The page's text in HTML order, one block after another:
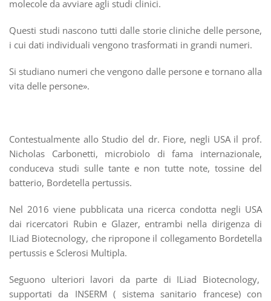
molecole da avviare agli studi clinici.
Questi studi nascono tutti dalle storie cliniche delle persone,
i cui dati individuali vengono trasformati in grandi numeri.
Si studiano numeri che vengono dalle persone e tornano alla
vita delle persone».
Contestualmente allo Studio del dr. Fiore, negli USA il prof.
Nicholas Carbonetti, microbiolo di fama internazionale,
conduceva studi sulle tante e non tutte note, tossine del
batterio, Bordetella pertussis.
Nel 2016 viene pubblicata una ricerca condotta negli USA
dai ricercatori Rubin e Glazer, entrambi nella dirigenza di
ILiad Biotecnology, che ripropone il collegamento Bordetella
pertussis e Sclerosi Multipla.
Seguono ulteriori lavori da parte di ILiad Biotecnology,
supportati da INSERM ( sistema sanitario francese) con